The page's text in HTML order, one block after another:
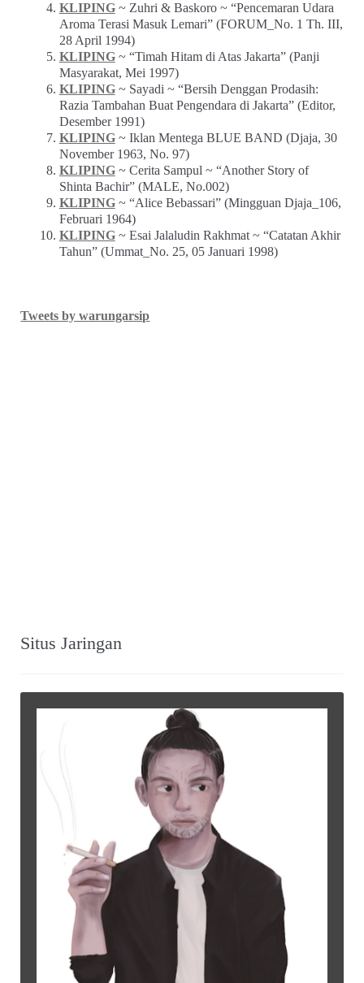
KLIPING~ Zuhri & Baskoro ~ “Pencemaran Udara
Aroma Terasi Masuk Lemari” (FORUM_No. 1 Th. III,
28 April 1994)
KLIPING~ “Timah Hitam di Atas Jakarta” (Panji
Masyarakat, Mei 1997)
KLIPING~ Sayadi ~ “Bersih Denggan Prodasih:
Razia Tambahan Buat Pengendara di Jakarta” (Editor,
Desember 1991)
KLIPING~ Iklan Mentega BLUE BAND (Djaja, 30
November 1963, No. 97)
KLIPING~ Cerita Sampul ~ “Another Story of
Shinta Bachir” (MALE, No.002)
KLIPING~ “Alice Bebassari” (Mingguan Djaja_106,
Februari 1964)
KLIPING~ Esai Jalaludin Rakhmat ~ “Catatan Akhir
Tahun” (Ummat_No. 25, 05 Januari 1998)
Tweets by warungarsip
Situs Jaringan